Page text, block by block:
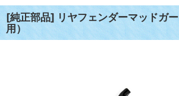
[純正部品] リヤフェンダーマッドガ
用）